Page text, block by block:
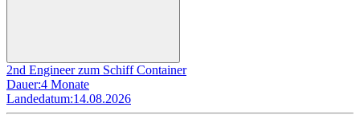
2nd Engineer zum Schiff Container
Dauer:4 Monate
Landedatum:14.08.2026